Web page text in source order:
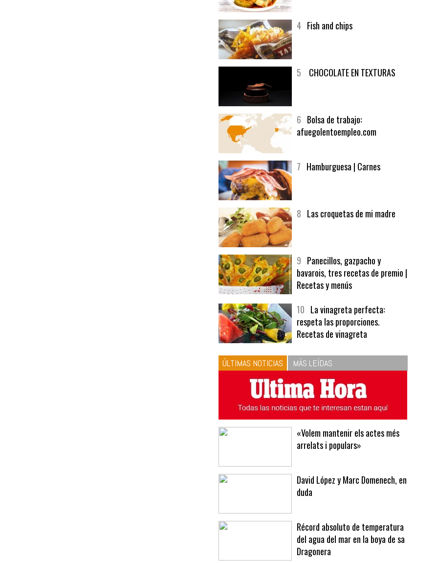
afuegolentoempleo.com
bavarois, tres recetas de premio |
Recetas y menús
respeta las proporciones.
Recetas de vinagreta
ÚLTIMAS NOTICIAS MÁS LEÍDAS
arrelats i populars»
duda